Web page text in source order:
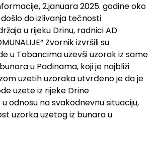
2.januara 2025. godine oko
došlo do izlivanja tečnosti
u rijeku Drinu, radnici AD
Zvornik izvršili su
u Tabancima uzevši uzorak iz same
u Pađinama, koji je najbliži
uzetih uzoraka utvrđeno je da je
uzete iz rijeke Drine
odnosu na svakodnevnu situaciju,
uzorka uzetog iz bunara u